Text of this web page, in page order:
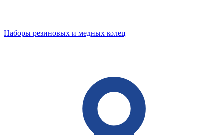
Наборы резиновых и медных колец